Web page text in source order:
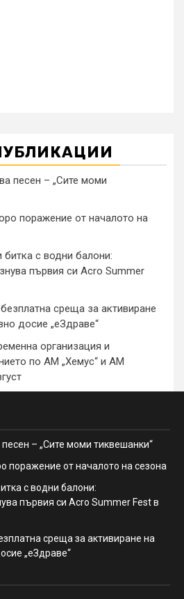
песен – „Сите моми
поражение от началото на
с водни балони:
първия си Acro Summer
среща за активиране
досие „еЗдраве“
организация и
по АМ „Хемус“ и АМ
– „Сите моми тиквешанки“
поражение от началото на сезона
с водни балони:
първия си Acro Summer Fest в
среща за активиране на
„еЗдраве“